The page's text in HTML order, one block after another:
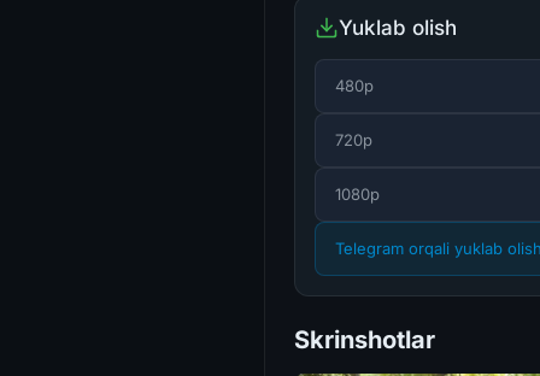
Yuklab olish
480p
720p
1080p
Telegram orqali yuklab
Skrinshotlar